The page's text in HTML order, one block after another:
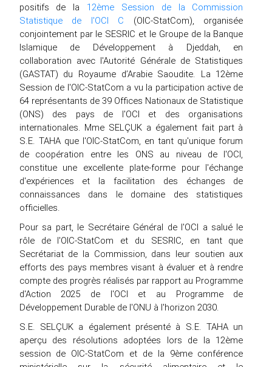
positifs de la 12ème Session de la Commission
Statistique de l'OCI C (OIC-StatCom), organisée
conjointement par le SESRIC et le Groupe de la Banque
Islamique de Développement à Djeddah, en
collaboration avec l'Autorité Générale de Statistiques
(GASTAT) du Royaume d’Arabie Saoudite. La 12ème
Session de l'OIC-StatCom a vu la participation active de
64 représentants de 39 Offices Nationaux de Statistique
(ONS) des pays de l'OCI et des organisations
internationales. Mme SELÇUK a également fait part à
S.E. TAHA que l'OIC-StatCom, en tant qu'unique forum
de coopération entre les ONS au niveau de l'OCI,
constitue une excellente plate-forme pour l'échange
d'expériences et la facilitation des échanges de
connaissances dans le domaine des statistiques
officielles.
Pour sa part, le Secrétaire Général de l'OCI a salué le
rôle de l'OIC-StatCom et du SESRIC, en tant que
Secrétariat de la Commission, dans leur soutien aux
efforts des pays membres visant à évaluer et à rendre
compte des progrès réalisés par rapport au Programme
d'Action 2025 de l'OCI et au Programme de
Développement Durable de l'ONU à l'horizon 2030.
S.E. SELÇUK a également présenté à S.E. TAHA un
aperçu des résolutions adoptées lors de la 12ème
session de OIC-StatCom et de la 9ème conférence